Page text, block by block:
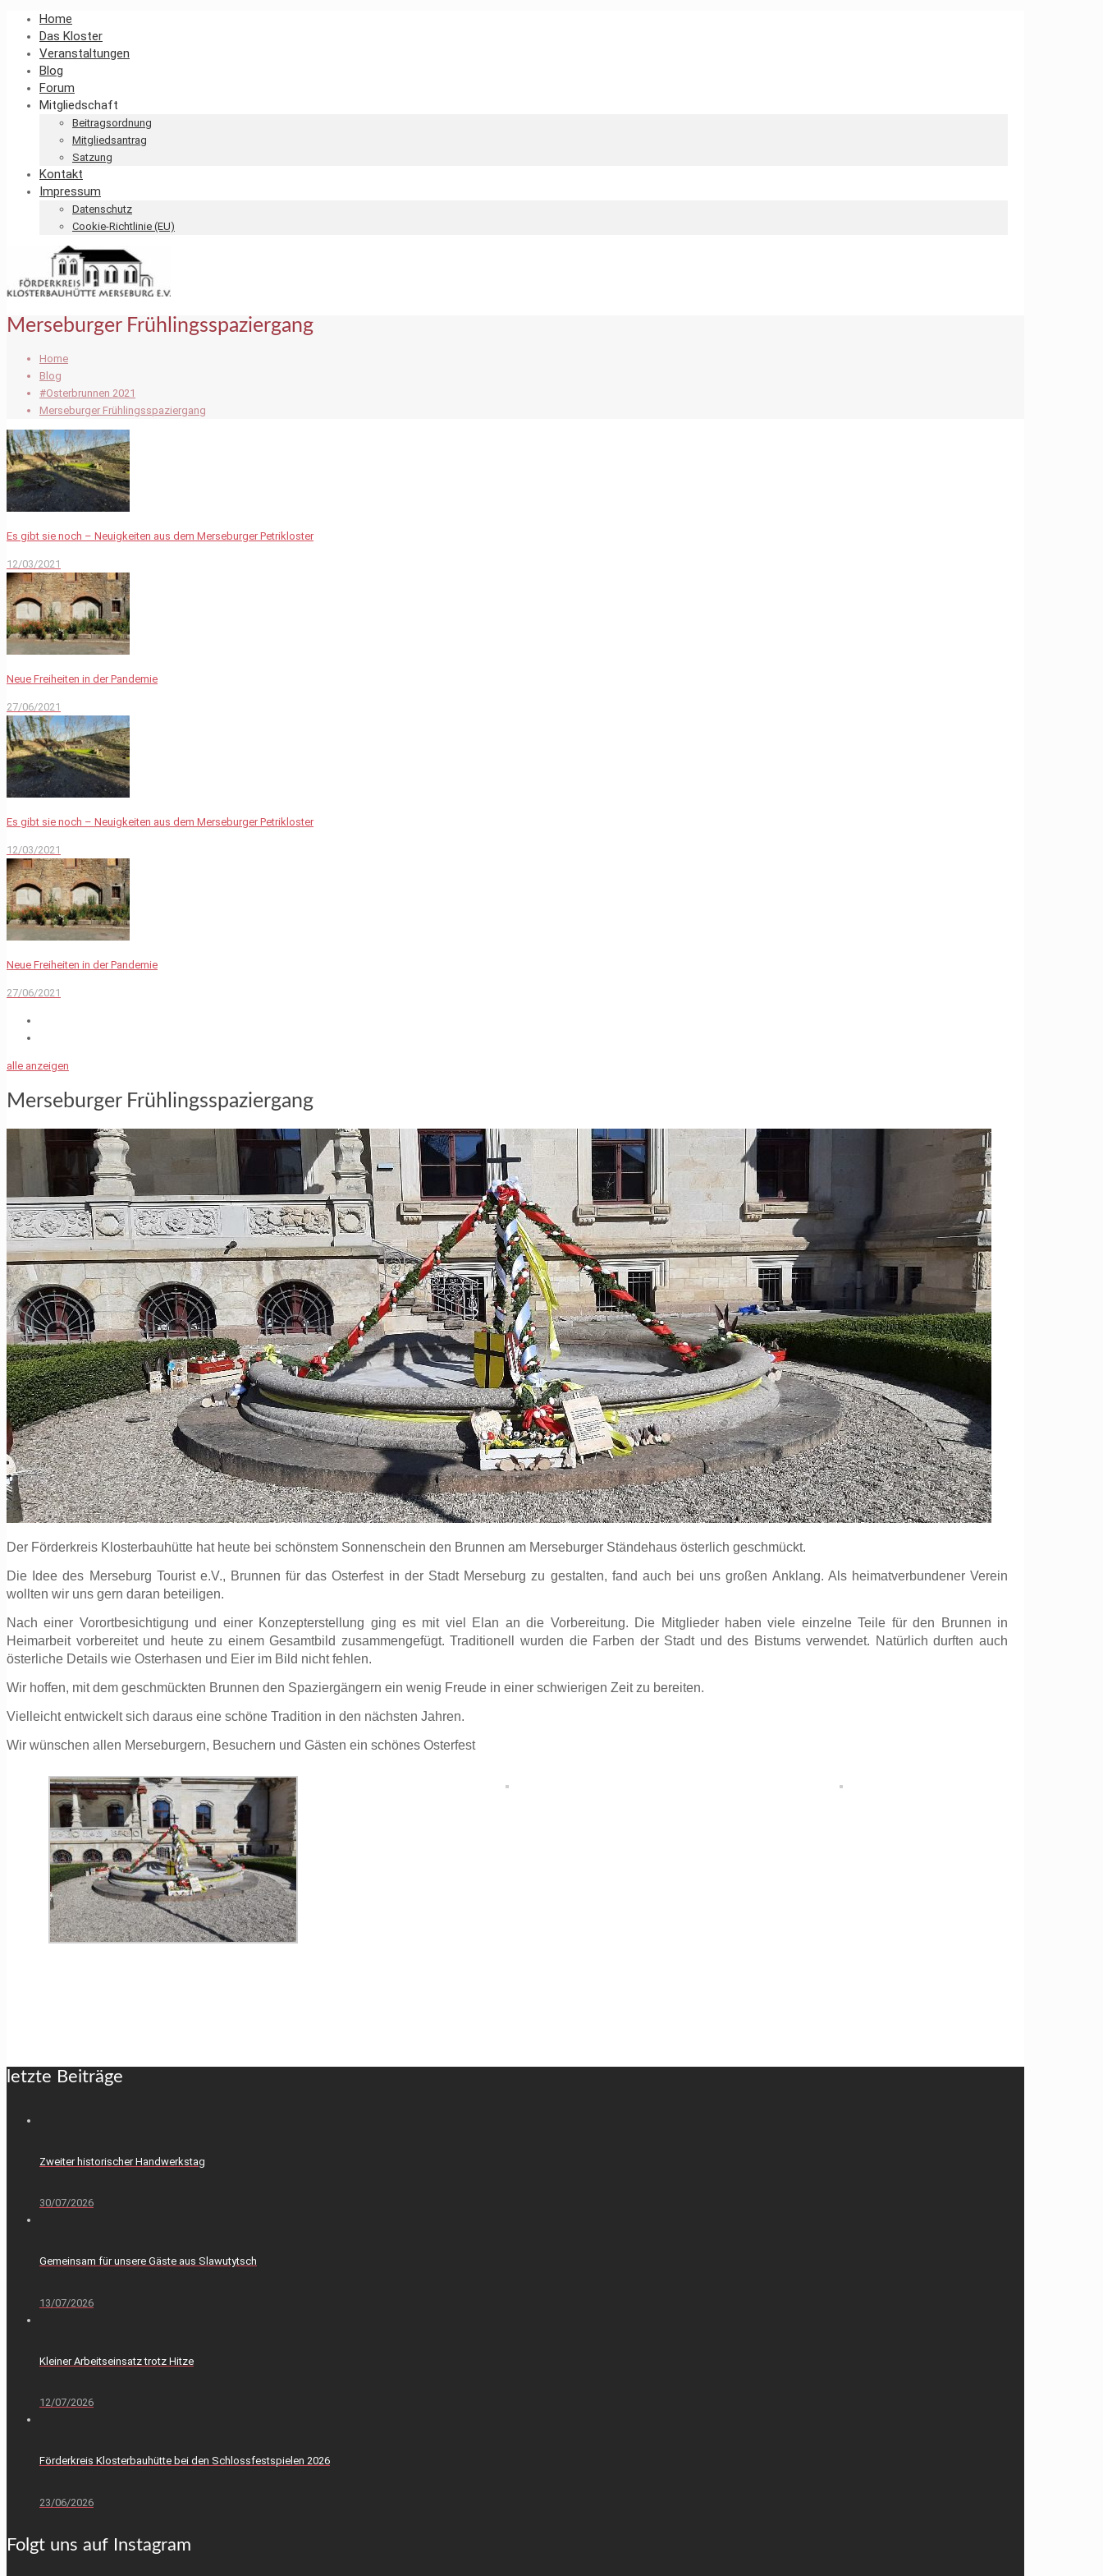
Home
Das Kloster
Veranstaltungen
Blog
Forum
Mitgliedschaft
Beitragsordnung
Mitgliedsantrag
Satzung
Kontakt
Impressum
Datenschutz
Cookie-Richtlinie (EU)
Merseburger Frühlingsspaziergang
Home
Blog
#Osterbrunnen 2021
Merseburger Frühlingsspaziergang
Es gibt sie noch – Neuigkeiten aus dem Merseburger Petrikloster
12/03/2021
Neue Freiheiten in der Pandemie
27/06/2021
Es gibt sie noch – Neuigkeiten aus dem Merseburger Petrikloster
12/03/2021
Neue Freiheiten in der Pandemie
27/06/2021
alle anzeigen
Merseburger Frühlingsspaziergang
Der Förderkreis Klosterbauhütte hat heute bei schönstem Sonnenschein den Brunnen am Merseburger Ständehaus österlich geschmückt.
Die Idee des Merseburg Tourist e.V., Brunnen für das Osterfest in der Stadt Merseburg zu gestalten, fand auch bei uns großen Anklang. Als heimatverbundener Verein
wollten wir uns gern daran beteiligen.
Nach einer Vorortbesichtigung und einer Konzepterstellung ging es mit viel Elan an die Vorbereitung. Die Mitglieder haben viele einzelne Teile für den Brunnen in
Heimarbeit vorbereitet und heute zu einem Gesamtbild zusammengefügt.Traditionell wurden die Farben der Stadt und des Bistums verwendet. Natürlich durften auch
österliche Details wie Osterhasen und Eier im Bild nicht fehlen.
Wir hoffen, mit dem geschmückten Brunnen den Spaziergängern ein wenig Freude in einer schwierigen Zeit zu bereiten.
Vielleicht entwickelt sich daraus eine schöne Tradition in den nächsten Jahren.
Wir wünschen allen Merseburgern, Besuchern und Gästen ein schönes Osterfest
letzte Beiträge
Zweiter historischer Handwerkstag
30/07/2026
Gemeinsam für unsere Gäste aus Slawutytsch
13/07/2026
Kleiner Arbeitseinsatz trotz Hitze
12/07/2026
Förderkreis Klosterbauhütte bei den Schlossfestspielen 2026
23/06/2026
Folgt uns auf Instagram